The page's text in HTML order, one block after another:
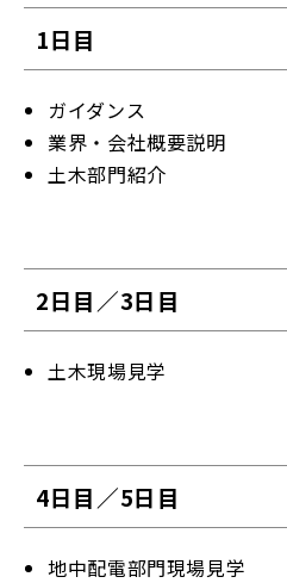
1日目
ガイダンス
業界・会社概要説明
土木部門紹介
2日目／3日目
土木現場見学
4日目／5日目
地中配電部門現場見学